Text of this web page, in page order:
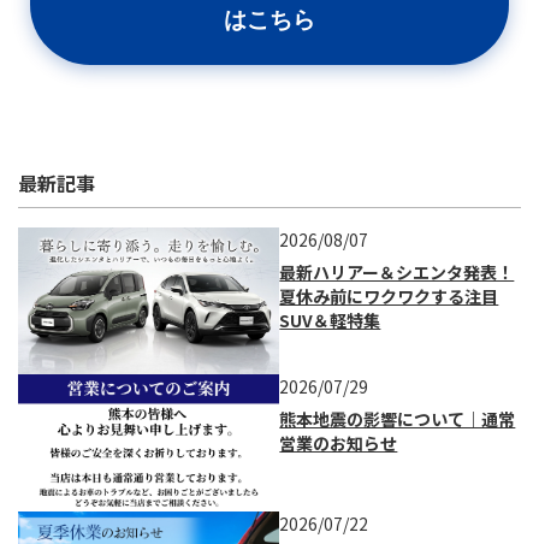
はこちら
最新記事
2026/08/07
最新ハリアー＆シエンタ発表！
夏休み前にワクワクする注目
SUV＆軽特集
2026/07/29
熊本地震の影響について｜通常
営業のお知らせ
2026/07/22